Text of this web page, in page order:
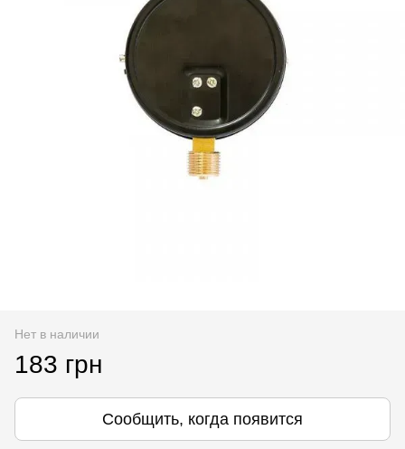
Нет в наличии
183 грн
Сообщить, когда появится